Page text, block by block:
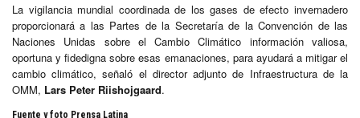
La vigilancia mundial coordinada de los gases de efecto invernadero
proporcionará a las Partes de la Secretaría de la Convención de las
Naciones Unidas sobre el Cambio Climático información valiosa,
oportuna y fidedigna sobre esas emanaciones, para ayudará a mitigar el
cambio climático, señaló el director adjunto de Infraestructura de la
OMM, Lars Peter Riishojgaard.
Fuente y foto Prensa Latina